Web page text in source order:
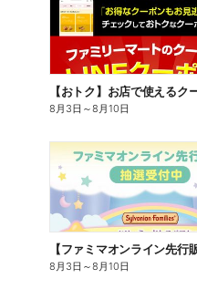
8月3日 ～8月10日
8月3日 ～8月10日